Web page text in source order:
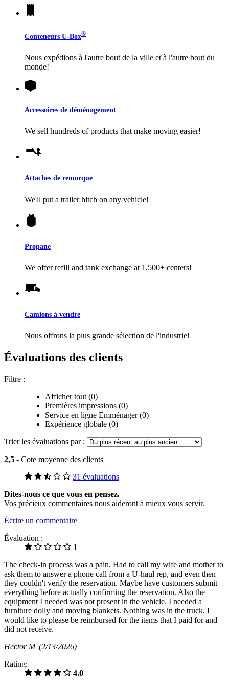
Conteneurs U-Box®
Nous expédions à l'autre bout de la ville et à l'autre bout du
monde!
Accessoires de déménagement
We sell hundreds of products that make moving easier!
Attaches de remorque
We'll put a trailer hitch on any vehicle!
Propane
We offer refill and tank exchange at 1,500+ centers!
Camions à vendre
Nous offrons la plus grande sélection de l'industrie!
Évaluations des clients
Filtre :
Afficher tout (0)
Premières impressions (0)
Service en ligne Emménager (0)
Expérience globale (0)
Trier les évaluations par :
2,5 - Cote moyenne des clients
31 évaluations
Dites-nous ce que vous en pensez.
Vos précieux commentaires nous aideront à mieux vous servir.
Écrire un commentaire
Évaluation :
1
The check-in process was a pain. Had to call my wife and mother to
ask them to answer a phone call from a U-haul rep, and even then
they couldn't verify the reservation. Maybe have customers submit
everything before actually confirming the reservation. Also the
equipment I needed was not present in the vehicle. I needed a
furniture dolly and moving blankets. Nothing was in the truck. I
would like to please be reimbursed for the items that I paid for and
did not receive.
Hector M (2/13/2026)
Rating:
4.0